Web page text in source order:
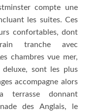
compte une
les suites. Ces
confortables, dont
tranche avec
chambres vue mer,
sont les plus
accompagne alors
donnant
des Anglais, le